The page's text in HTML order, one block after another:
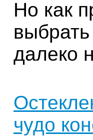
Но как
далеко
чудо